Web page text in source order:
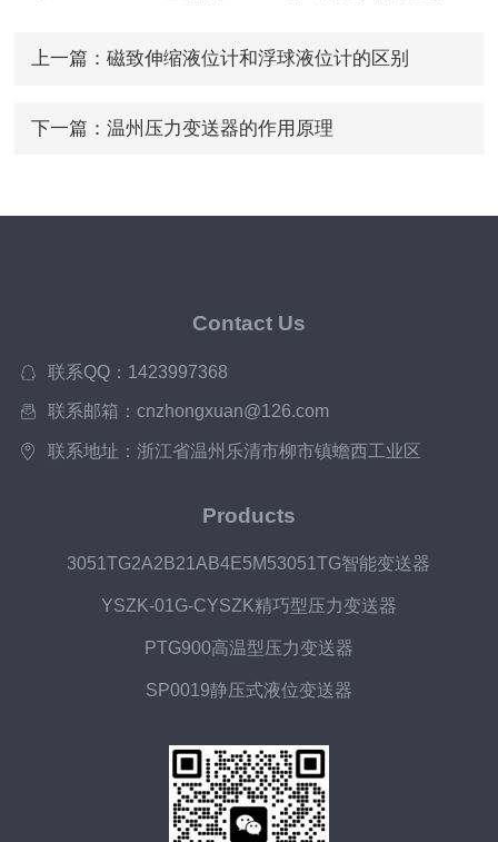
上一篇： 磁致伸缩液位计和浮球液位计的区别
下一篇： 温州压力变送器的作用原理
Contact Us
联系QQ：1423997368
联系邮箱：cnzhongxuan@126.com
联系地址：浙江省温州乐清市柳市镇蟾西工业区
Products
3051TG2A2B21AB4E5M53051TG智能变送器
YSZK-01G-CYSZK精巧型压力变送器
PTG900高温型压力变送器
SP0019静压式液位变送器